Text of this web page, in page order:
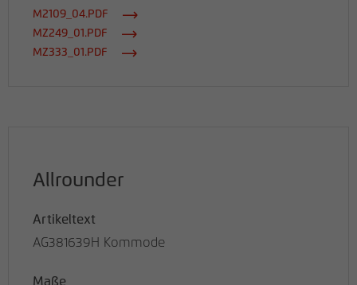
M2109_04.PDF
MZ249_01.PDF
MZ333_01.PDF
Allrounder
Artikeltext
AG381639H Kommode
Maße